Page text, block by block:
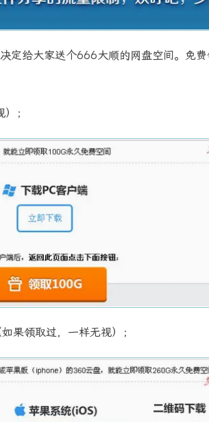
定给大家送个666大顺的网盘空间。免
；
果领取过，一样无视）；